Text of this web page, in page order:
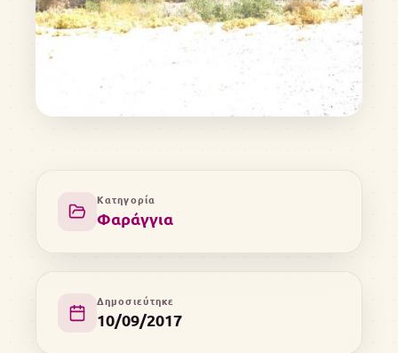
Κατηγορία
Φαράγγια
Δημοσιεύτηκε
10/09/2017